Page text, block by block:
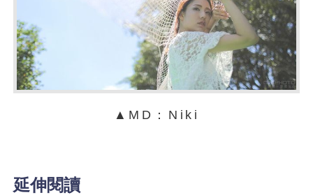
▲MD：Niki
延伸閱讀